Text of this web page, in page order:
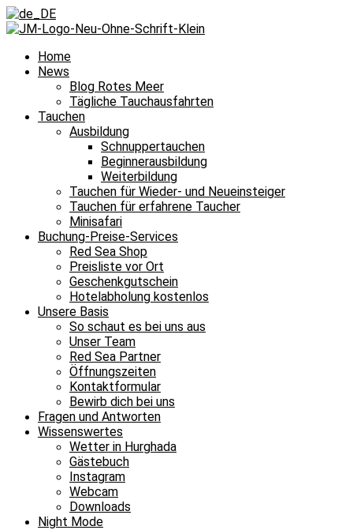
Home
News
Blog Rotes Meer
Tägliche Tauchausfahrten
Tauchen
Ausbildung
Schnuppertauchen
Beginnerausbildung
Weiterbildung
Tauchen für Wieder- und Neueinsteiger
Tauchen für erfahrene Taucher
Minisafari
Buchung-Preise-Services
Red Sea Shop
Preisliste vor Ort
Geschenkgutschein
Hotelabholung kostenlos
Unsere Basis
So schaut es bei uns aus
Unser Team
Red Sea Partner
Öffnungszeiten
Kontaktformular
Bewirb dich bei uns
Fragen und Antworten
Wissenswertes
Wetter in Hurghada
Gästebuch
Instagram
Webcam
Downloads
Night Mode